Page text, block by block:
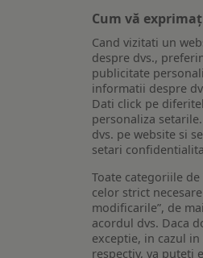
Cum vă
Cand vizitati un
despre dvs.,
publicitate
informatii despre
Dati click pe
personaliza
dvs. pe website si
setari
Toate categoriile
celor strict
modificarile”, de
acordul dvs. Daca
exceptie, in cazul
respectiv, va puteti